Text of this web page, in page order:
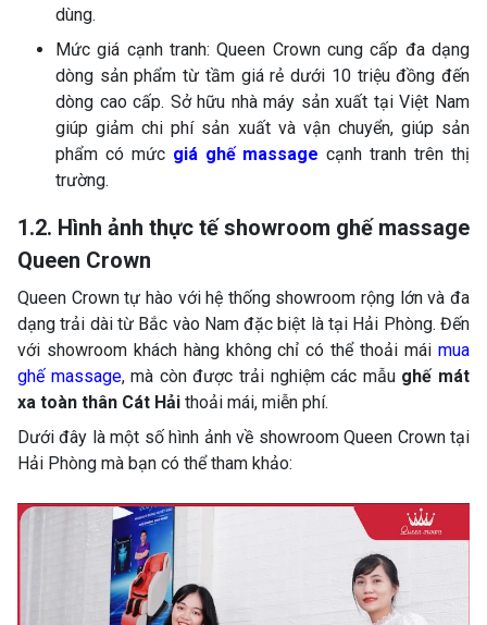
dùng.
Mức giá cạnh tranh: Queen Crown cung cấp đa dạng
dòng sản phẩm từ tầm giá rẻ dưới 10 triệu đồng đến
dòng cao cấp. Sở hữu nhà máy sản xuất tại Việt Nam
giúp giảm chi phí sản xuất và vận chuyển, giúp sản
phẩm có mức giá ghế massage cạnh tranh trên thị
trường.
1.2. Hình ảnh thực tế showroom ghế massage
Queen Crown
Queen Crown tự hào với hệ thống showroom rộng lớn và đa
dạng trải dài từ Bắc vào Nam đặc biệt là tại Hải Phòng. Đến
với showroom khách hàng không chỉ có thể thoải mái mua
ghế massage, mà còn được trải nghiệm các mẫu ghế mát
xa toàn thân Cát Hải thoải mái, miễn phí.
Dưới đây là một số hình ảnh về showroom Queen Crown tại
Hải Phòng mà bạn có thể tham khảo: